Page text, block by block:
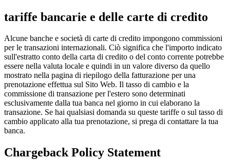
tariffe bancarie e delle carte di credito
Alcune banche e società di carte di credito impongono commissioni
per le transazioni internazionali. Ciò significa che l'importo indicato
sull'estratto conto della carta di credito o del conto corrente potrebbe
essere nella valuta locale e quindi in un valore diverso da quello
mostrato nella pagina di riepilogo della fatturazione per una
prenotazione effettua sul Sito Web. Il tasso di cambio e la
commissione di transazione per l'estero sono determinati
esclusivamente dalla tua banca nel giorno in cui elaborano la
transazione. Se hai qualsiasi domanda su queste tariffe o sul tasso di
cambio applicato alla tua prenotazione, si prega di contattare la tua
banca.
Chargeback Policy Statement